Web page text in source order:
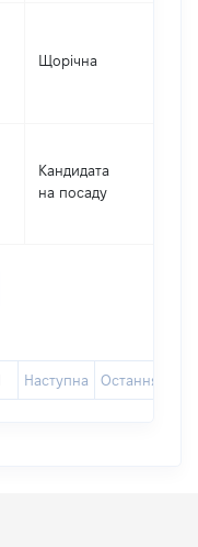
Щорічна
Кандидата
на посаду
Наступна Остання